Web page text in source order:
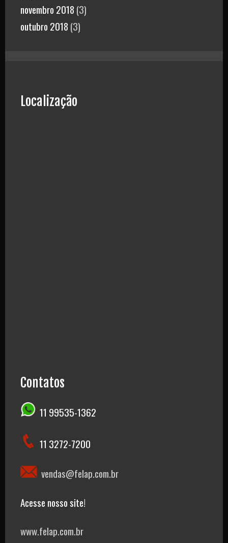
novembro 2018 (3)
outubro 2018 (3)
Localização
Contatos
11 99535-1362
11 3272-7200
vendas@felap.com.br
Acesse nosso site!
www.felap.com.br